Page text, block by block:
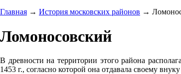
Главная → История московских районов →
Ломоносовский
В древности на территории этого района
1453 г., согласно которой она отдавала своему